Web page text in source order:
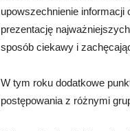
upowszechnienie informacji
prezentację
sposób ciekawy i
W tym roku dodatkowe
postępowania z różnymi